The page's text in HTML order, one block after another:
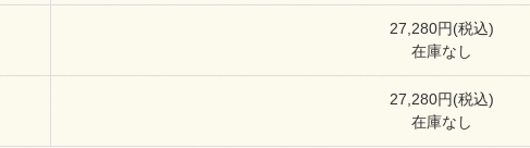
27,280円(税込)
在庫なし
27,280円(税込)
在庫なし